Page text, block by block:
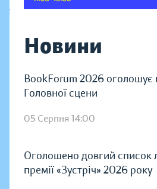
Новини
BookForum 2026 оголошує
Головної сцени
05 Серпня 14:00
Оголошено довгий список
премії «Зустріч» 2026 року